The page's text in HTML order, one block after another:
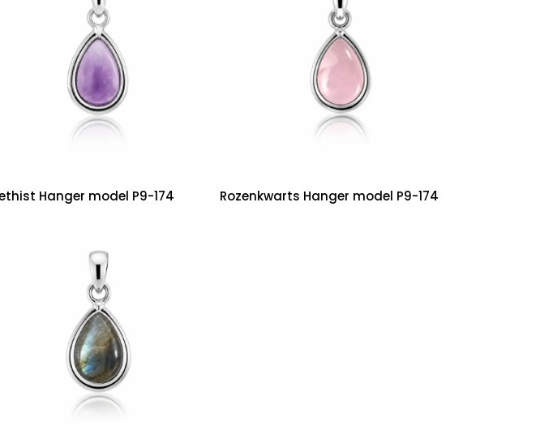
Hanger model P9-174 Rozenkwarts Hanger model P9-174